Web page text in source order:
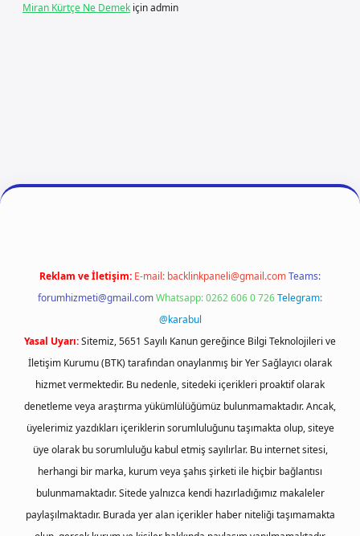
Miran Kürtçe Ne Demek içinadmin
ilbet girişvdcasino girişbetexper
Reklam ve İletişim: E-mail: backlinkpaneli@gmail.comTeams:
forumhizmeti@gmail.comWhatsapp: 0262 606 0 726Telegram:
@karabul
Yasal Uyarı:Sitemiz, 5651 Sayılı Kanun gereğince Bilgi Teknolojileri ve
İletişim Kurumu (BTK) tarafından onaylanmış bir Yer Sağlayıcı olarak
hizmet vermektedir. Bu nedenle, sitedeki içerikleri proaktif olarak
denetleme veya araştırma yükümlülüğümüz bulunmamaktadır. Ancak,
üyelerimiz yazdıkları içeriklerin sorumluluğunu taşımakta olup, siteye
üye olarak bu sorumluluğu kabul etmiş sayılırlar. Bu internet sitesi,
herhangi bir marka, kurum veya şahıs şirketi ile hiçbir bağlantısı
bulunmamaktadır. Sitede yalnızca kendi hazırladığımız makaleler
paylaşılmaktadır. Burada yer alan içerikler haber niteliği taşımamakta